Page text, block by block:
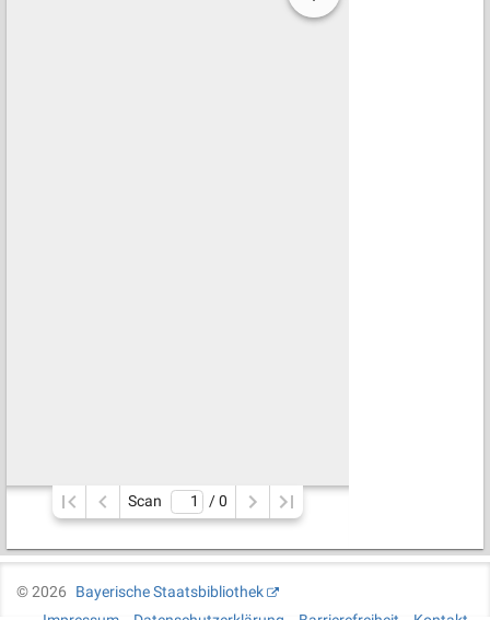
Scan / 0
©2026
Bayerische Staatsbibliothek